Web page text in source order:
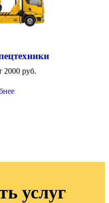
2000 руб.
услуг